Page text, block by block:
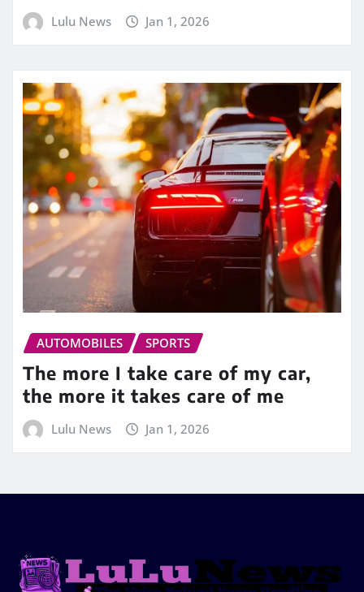
Lulu News Jan 1, 2026
AUTOMOBILES SPORTS
The more I take care of my car,
the more it takes care of me
Lulu News Jan 1, 2026